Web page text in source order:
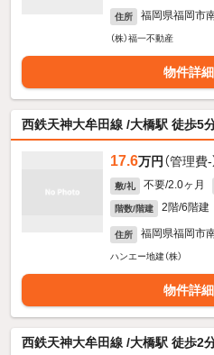
住所 福岡県福岡市
（株）福一不動産
物件詳
西鉄天神大牟田線 /大橋駅 徒歩5
17.6万円 （管理費-
敷/礼 不要/2.0ヶ月
階数/階建 2階/6階建
住所 福岡県福岡市
ハンエー地建（株）
物件詳
西鉄天神大牟田線 /大橋駅 徒歩2